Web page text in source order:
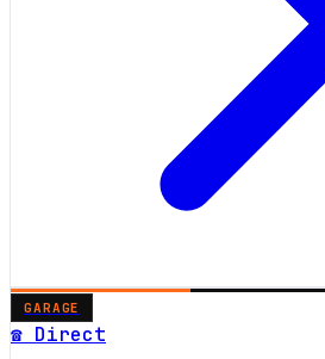
GARAGE
☎ Direct